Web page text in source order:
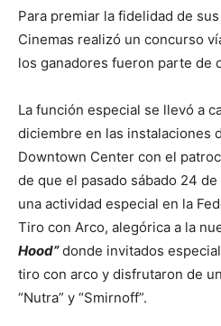
Para premiar la fidelidad de
Cinemas realizó un concurso
los ganadores fueron parte de
La función especial se llevó a
diciembre en las instalaciones
Downtown Center con el
de que el pasado sábado 24
una actividad especial en la
Tiro con Arco, alegórica a la
Hood”donde invitados
tiro con arco y disfrutaron de
“Nutra” y “Smirnoff”.